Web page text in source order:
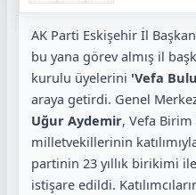
AK Parti Eskişehir İl
bu yana görev almış il
kurulu üyelerini 'Vefa
araya getirdi. Genel
Uğur Aydemir, Vefa Birim
milletvekillerinin
partinin 23 yıllık birikimi
istişare edildi.